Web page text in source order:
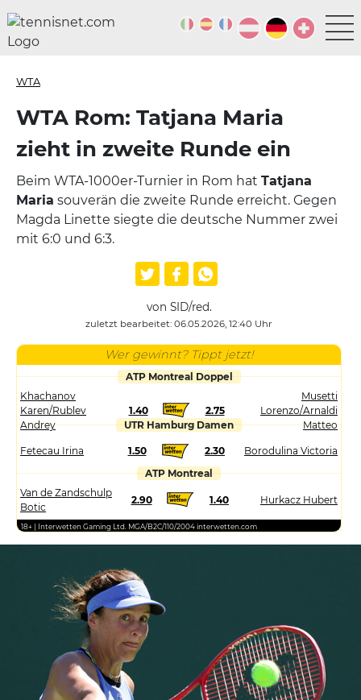
WTA
WTA Rom: Tatjana Maria
zieht in zweite Runde ein
Beim WTA-1000er-Turnier in Rom hat Tatjana
Maria souverän die zweite Runde erreicht. Gegen
Magda Linette siegte die deutsche Nummer zwei
mit 6:0 und 6:3.
von SID/red.
zuletzt bearbeitet: 06.05.2026, 12:40 Uhr
Wer gewinnt? Tippt jetzt!
ATP Montreal Doppel
Khachanov
Karen/Rublev
Andrey
1.40 2.75
Musetti
Lorenzo/Arnaldi
Matteo
UTR Hamburg Damen
Fetecau Irina 1.50 2.30
Borodulina Victoria
ATP Montreal
Van de Zandschulp
Botic
2.90 1.40 Hurkacz Hubert
18+ | Interwetten Gaming Ltd. MGA/B2C/110/2004 interwetten.com